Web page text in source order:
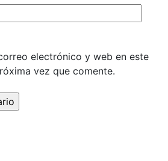
electrónico y web en este
vez que comente.